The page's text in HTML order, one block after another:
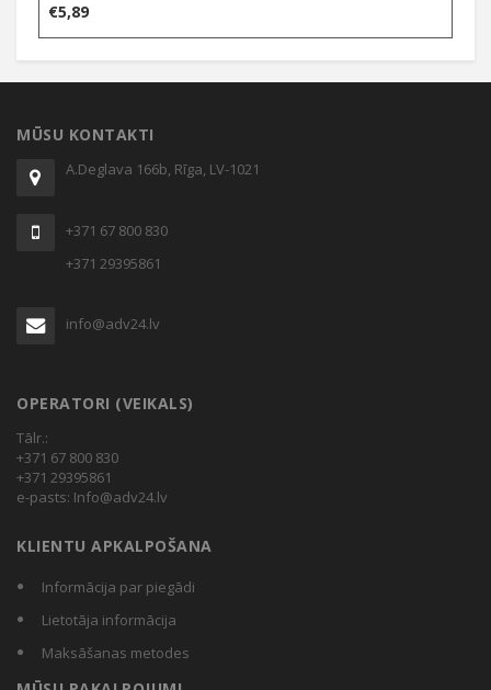
€5,89
MŪSU KONTAKTI
A.Deglava 166b, Rīga, LV-1021
+371 67 800 830
+371 29395861
info@adv24.lv
OPERATORI (VEIKALS)
Tālr.:
+371 67 800 830
+371 29395861
e-pasts: Info@adv24.lv
KLIENTU APKALPOŠANA
Informācija par piegādi
Lietotāja informācija
Maksāšanas metodes